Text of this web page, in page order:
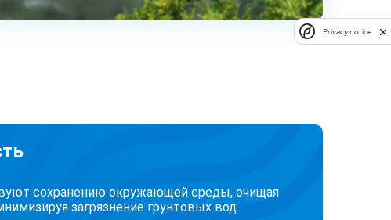
сохранению окружающей среды, очищая
загрязнение грунтовых вод.
Privacy notice